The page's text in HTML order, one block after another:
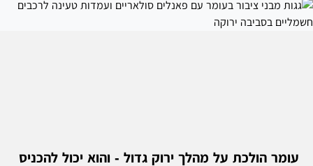
עומר הולכת על מהלך ירוק גדול - והוא יכול להכניס